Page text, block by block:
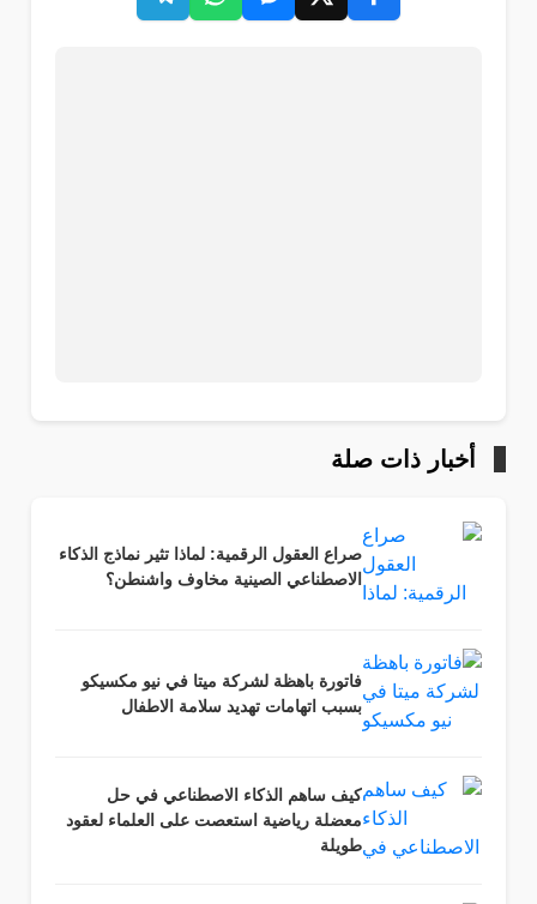
أخبار ذات صلة
صراع العقول الرقمية: لماذا تثير نماذج الذكاء
الاصطناعي الصينية مخاوف واشنطن؟
فاتورة باهظة لشركة ميتا في نيو مكسيكو
بسبب اتهامات تهديد سلامة الاطفال
كيف ساهم الذكاء الاصطناعي في حل
معضلة رياضية استعصت على العلماء لعقود
طويلة